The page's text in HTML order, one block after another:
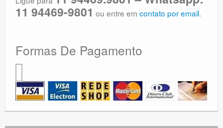
11 94469-9801 ou entre em contato por email.
Formas De Pagamento